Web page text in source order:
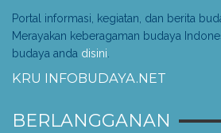
Portal informasi, kegiatan, dan berita
Merayakan keberagaman budaya
budaya anda disini
KRU INFOBUDAYA.NET
BERLANGGANAN